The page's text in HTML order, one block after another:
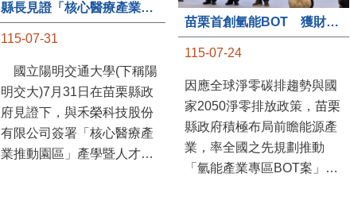
縣長見證「核心醫療產業推動園區」產學合作簽約儀式
115-07-31
國立陽明交通大學(下稱陽
明交大)7月31日在苗栗縣政
府見證下，與禾榮科技股份
有限公司簽署「核心醫療產
業推動園區」產學暨人才培
苗栗首創氫能BOT 獲財政部「突破之翼」肯定
115-07-24
因應全球淨零碳排趨勢與國
家2050淨零排放政策，苗栗
縣政府積極布局前瞻能源產
業，率全國之先規劃推動
「氫能產業專區BOT案」，